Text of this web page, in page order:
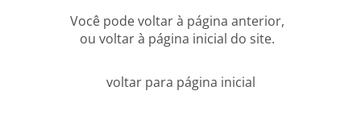
Você pode voltar à página anterior,
ou voltar à página inicial do site.
voltar para página inicial